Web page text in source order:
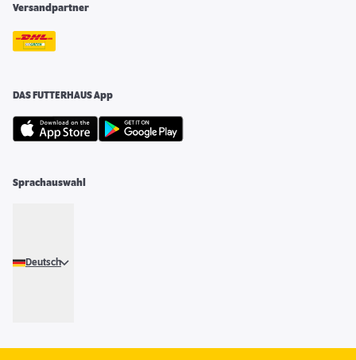
Versandpartner
DAS FUTTERHAUS App
Sprachauswahl
Deutsch